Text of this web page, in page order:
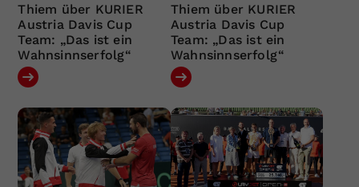
Thiem über KURIER
Austria Davis Cup
Team: „Das ist ein
Wahnsinnserfolg“
Thiem über KURIER
Austria Davis Cup
Team: „Das ist ein
Wahnsinnserfolg“